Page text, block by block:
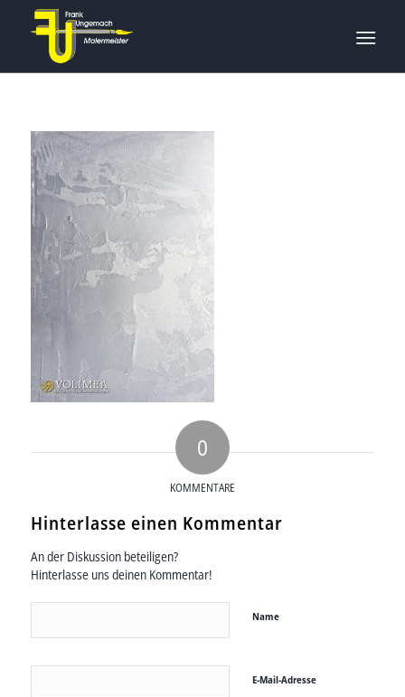
0
KOMMENTARE
Hinterlasse einen Kommentar
An der Diskussion beteiligen?
Hinterlasse uns deinen Kommentar!
Name
E-Mail-Adresse